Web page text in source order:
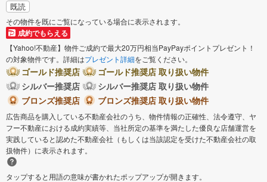
既読
その物件を既にご覧になっている場合に表示されます。
成約でもらえる
【Yahoo!不動産】物件ご成約で最大20万円相当PayPayポイントプレゼント！
の対象物件です。詳細はプレゼント詳細をご覧ください。
ゴールド推奨店
ゴールド推奨店 取り扱い物件
シルバー推奨店
シルバー推奨店 取り扱い物件
ブロンズ推奨店
ブロンズ推奨店 取り扱い物件
広告商品を購入している不動産会社のうち、物件情報の正確性、法令遵守、ヤ
フー不動産における成約実績等、当社所定の基準を満たした優良な店舗運営を
実践していると認めた不動産会社（もしくは当該認定を受けた不動産会社の取
扱物件）に表示されます。
タップすると用語の意味が書かれたポップアップが開きます。